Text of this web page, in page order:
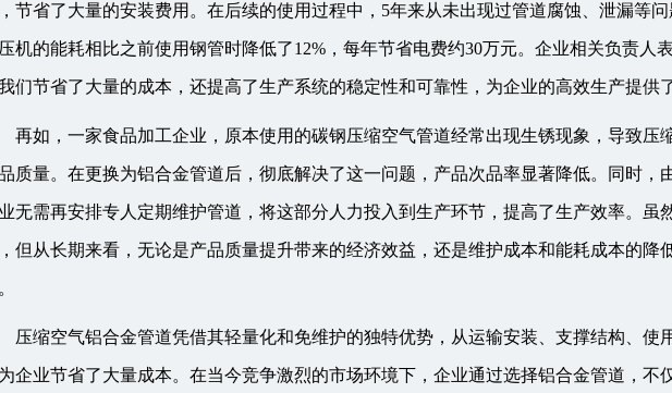
节省了大量的安装费用。在后续的使用过程中，5年来从未出现过管道腐蚀、泄漏等
机的能耗相比之前使用钢管时降低了12%，每年节省电费约30万元。企业相关负责人
们节省了大量的成本，还提高了生产系统的稳定性和可靠性，为企业的高效生产提供
再如，一家食品加工企业，原本使用的碳钢压缩空气管道经常出现生锈现象，导致压
质量。在更换为铝合金管道后，彻底解决了这一问题，产品次品率显著降低。同时，
无需再安排专人定期维护管道，将这部分人力投入到生产环节，提高了生产效率。虽
但从长期来看，无论是产品质量提升带来的经济效益，还是维护成本和能耗成本的降
压缩空气铝合金管道凭借其轻量化和免维护的独特优势，从运输安装、支撑结构、使
企业节省了大量成本。在当今竞争激烈的市场环境下，企业通过选择铝合金管道，不